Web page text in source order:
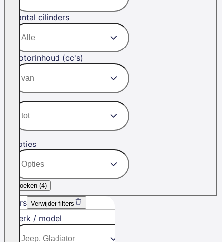
Aantal cilinders
Motorinhoud (cc's)
Opties
Zoeken (4)
Filters Verwijder filters
Merk / model